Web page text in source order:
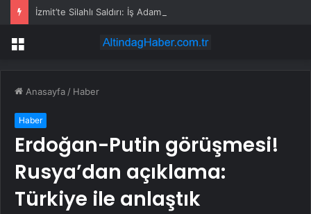
İzmit’te Silahlı Saldırı: İş Adamı Hayatını Kaybetti
Menü
Anasayfa / Haber
Haber
Erdoğan-Putin görüşmesi!
Rusya’dan açıklama:
Türkiye ile anlaştık